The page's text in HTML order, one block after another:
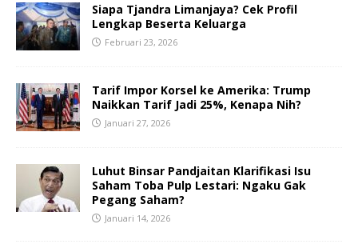
Siapa Tjandra Limanjaya? Cek Profil
Lengkap Beserta Keluarga
Februari 23, 2026
Tarif Impor Korsel ke Amerika: Trump
Naikkan Tarif Jadi 25%, Kenapa Nih?
Januari 27, 2026
Luhut Binsar Pandjaitan Klarifikasi Isu
Saham Toba Pulp Lestari: Ngaku Gak
Pegang Saham?
Januari 14, 2026